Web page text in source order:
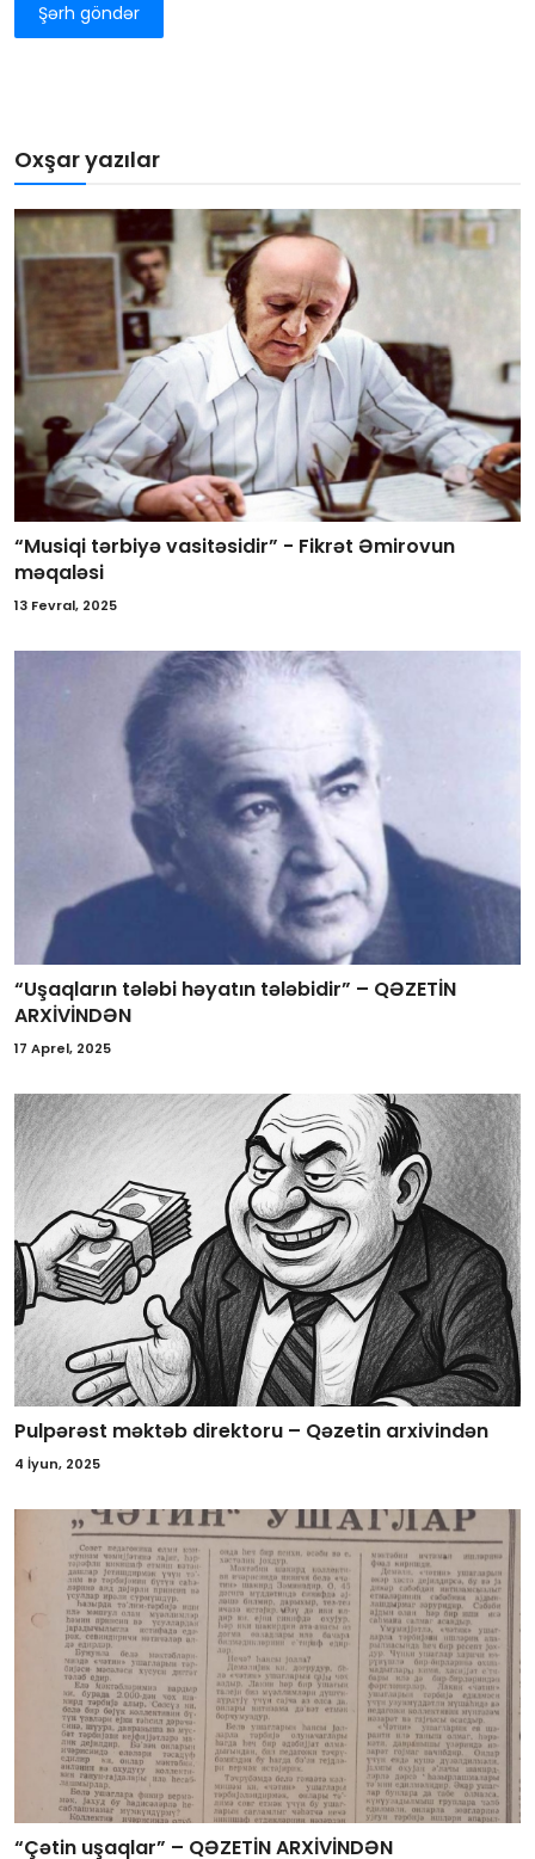
Şərh göndər
Oxşar yazılar
“Musiqi tərbiyə vasitəsidir” - Fikrət Əmirovun
məqaləsi
13 Fevral, 2025
“Uşaqların tələbi həyatın tələbidir” – QƏZETİN
ARXİVİNDƏN
17 Aprel, 2025
Pulpərəst məktəb direktoru – Qəzetin arxivindən
4 İyun, 2025
“Çətin uşaqlar” – QƏZETİN ARXİVİNDƏN